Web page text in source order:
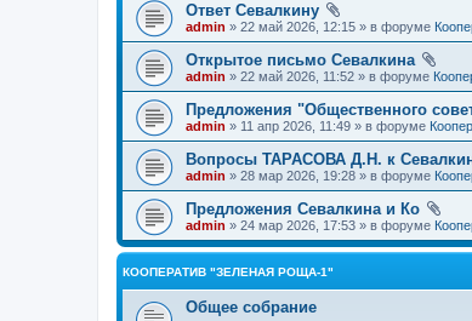
Ответ Севалкину
admin » 22 май 2026, 12:15 » в форуме
Открытое письмо Севалкина
admin » 22 май 2026, 11:52 » в форуме
Предложения "Общественного
admin » 11 апр 2026, 11:49 » в форуме
Вопросы ТАРАСОВА Д.Н. к
admin » 28 мар 2026, 19:28 » в форуме
Предложения Севалкина и Ко
admin » 24 мар 2026, 17:53 » в форуме
КООПЕРАТИВ "ЗЕЛЕНАЯ РОЩА-1"
Общее собрание